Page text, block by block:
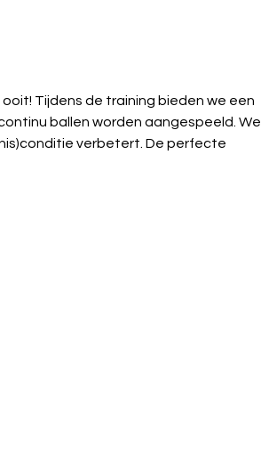
Tijdens de training bieden we een
ballen worden aangespeeld. We
verbetert. De perfecte